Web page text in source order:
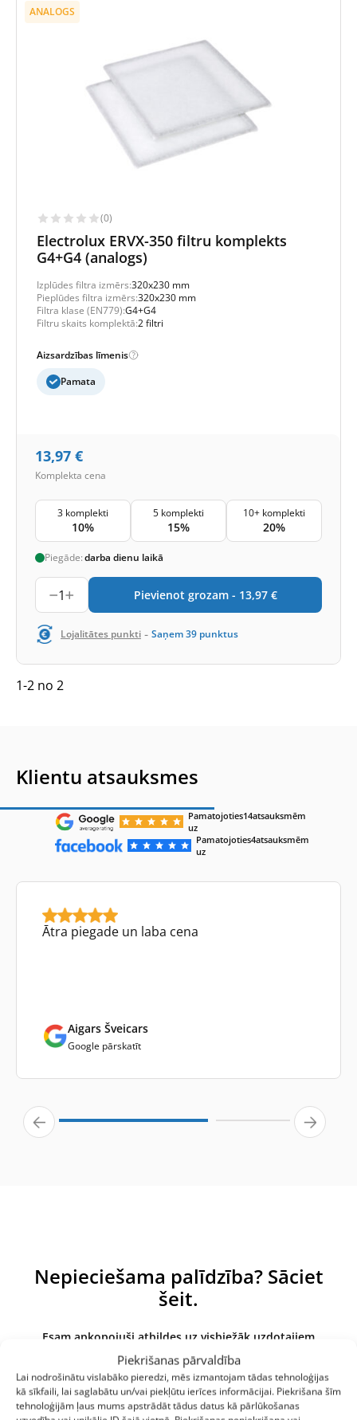
Piekrišanas pārvaldība
Lai nodrošinātu vislabāko pieredzi, mēs izmantojam tādas tehnoloģijas
kā sīkfaili, lai saglabātu un/vai piekļūtu ierīces informācijai. Piekrišana šīm
tehnoloģijām ļaus mums apstrādāt tādus datus kā pārlūkošanas
ANALOGS
(0)
Electrolux ERVX-350 filtru komplekts
G4+G4 (analogs)
Izplūdes filtra izmērs:320x230 mm
Pieplūdes filtra izmērs:320x230 mm
Filtra klase (EN779):G4+G4
Filtru skaits komplektā:2 filtri
Aizsardzības līmenis
Pamata
13,97 €
Komplekta cena
3 komplekti
10%
5 komplekti
15%
10+ komplekti
20%
Piegāde:darba dienu laikā
1 Pievienot grozam - 13,97 €
Lojalitātes punkti - Saņem39 punktus
1-2 no 2
Klientu atsauksmes
Pamatojoties
uz
14atsauksmēm
Pamatojoties
uz
4atsauksmēm
Ātra piegade un laba cena
Aigars Šveicars
Google pārskatīt
Nepieciešama palīdzība? Sāciet
šeit.
Esam apkopojuši atbildes uz visbiežāk uzdotajiem
jautājumiem par mūsu produktiem un pakalpojumiem. Ja
šeit neatrodat atbildi, lūdzu, sazinieties ar mums.